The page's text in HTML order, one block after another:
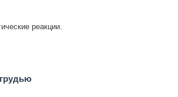
реакции.